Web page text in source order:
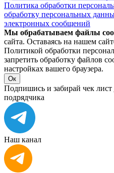
Политика обработки
обработку персональных
электронных сообщений
Мы обрабатываем файлы
сайта. Оставаясь на нашем
Политикой обработки
запретить обработку файлов
настройках вашего браузера.
Ок
Подпишись и забирай чек лист
подрядчика
Наш канал